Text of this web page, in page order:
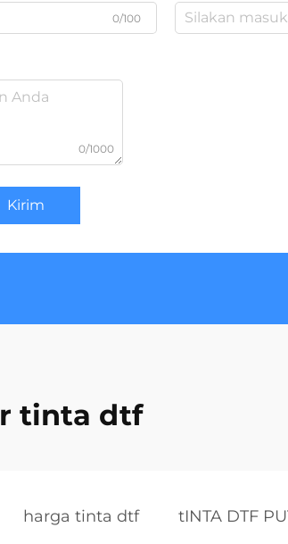
0/100
0/1000
Kirim
tinta dtf
harga tinta dtf tINTA DTF